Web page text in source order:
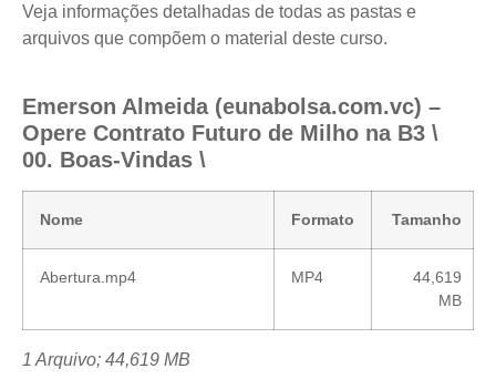
Veja informações detalhadas de todas as pastas e
arquivos que compõem o material deste curso.
Emerson Almeida (eunabolsa.com.vc) –
Opere Contrato Futuro de Milho na B3 \
00. Boas-Vindas \
Nome Formato Tamanho
Abertura.mp4 MP4
44,619
MB
1 Arquivo; 44,619 MB